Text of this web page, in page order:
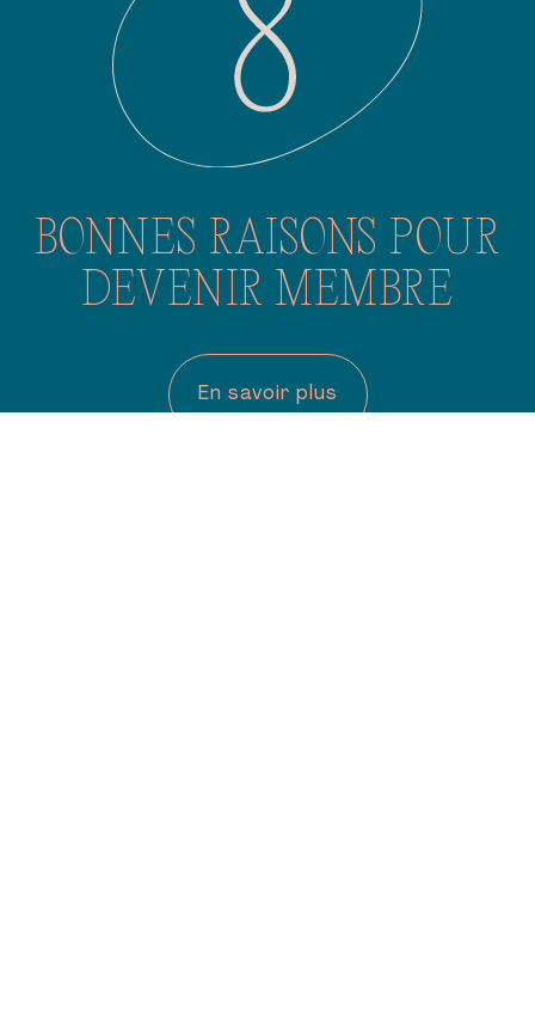
BONNES RAISONS POUR
DEVENIR MEMBRE
En savoir plus